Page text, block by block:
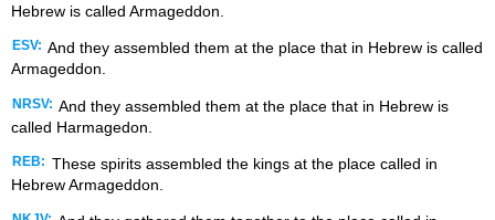
Hebrew is called Armageddon.
ESV: And they assembled them at the place that in Hebrew is called
Armageddon.
NRSV: And they assembled them at the place that in Hebrew is
called Harmagedon.
REB: These spirits assembled the kings at the place called in
Hebrew Armageddon.